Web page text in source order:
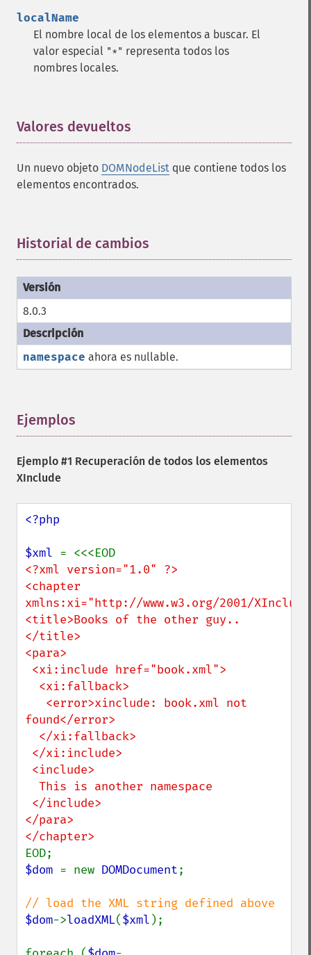
localName
El nombre local de los elementos a buscar. El
valor especial "*" representa todos los
nombres locales.
Valores devueltos
Un nuevo objeto DOMNodeList que contiene todos los
elementos encontrados.
Historial de cambios
8.0.3
namespace ahora es nullable.
Ejemplos
Ejemplo #1 Recuperación de todos los elementos
XInclude
<?php
$xml
<?xml version="1.0" ?>
<chapter
xmlns:xi="http://www.w3.org/2001/
<title>Books of the other guy..
</title>
<para>
found</error>
</para>
$dom = new DOMDocument;
$dom->loadXML($xml );